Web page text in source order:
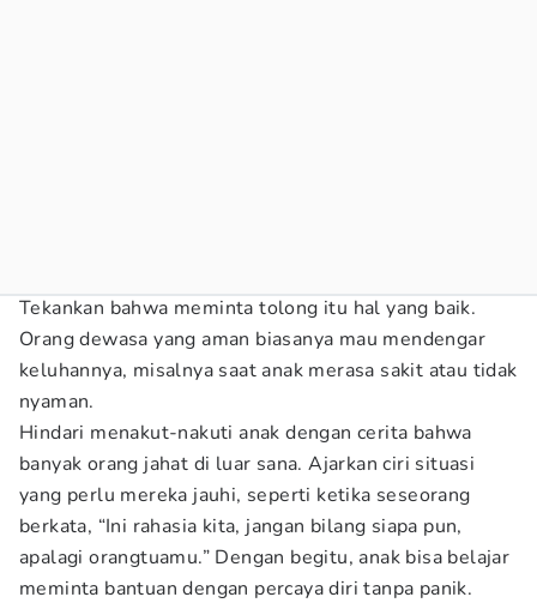
Tekankan bahwa meminta tolong itu hal yang baik.
Orang dewasa yang aman biasanya mau mendengar
keluhannya, misalnya saat anak merasa sakit atau tidak
nyaman.
Hindari menakut-nakuti anak dengan cerita bahwa
banyak orang jahat di luar sana. Ajarkan ciri situasi
yang perlu mereka jauhi, seperti ketika seseorang
berkata, “Ini rahasia kita, jangan bilang siapa pun,
apalagi orangtuamu.” Dengan begitu, anak bisa belajar
meminta bantuan dengan percaya diri tanpa panik.